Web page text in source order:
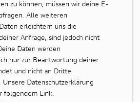
zu können, müssen wir deine E-
Alle weiteren
erleichtern uns die
Anfrage, sind jedoch nicht
Daten werden
nur zur Beantwortung deiner
und nicht an Dritte
Datenschutzerklärung
folgendem Link: